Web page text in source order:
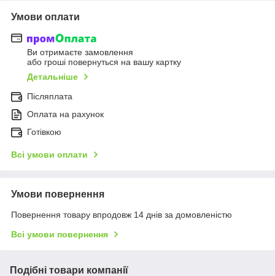
Умови оплати
Ви отримаєте замовлення
або гроші повернуться на вашу картку
Детальніше
Післяплата
Оплата на рахунок
Готівкою
Всі умови оплати
Умови повернення
Повернення товару впродовж 14 днів за домовленістю
Всі умови повернення
Подібні товари компанії